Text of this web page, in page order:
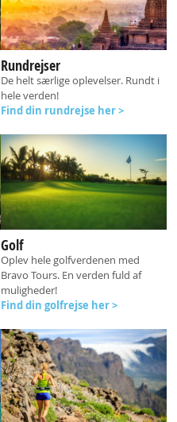
Rundrejser
De helt særlige oplevelser. Rundt i
hele verden!
Find din rundrejse her >
Golf
Oplev hele golfverdenen med
Bravo Tours. En verden fuld af
muligheder!
Find din golfrejse her >